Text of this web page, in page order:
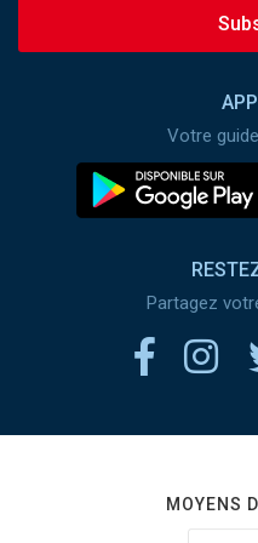
Votre
Partagez
MOYENS